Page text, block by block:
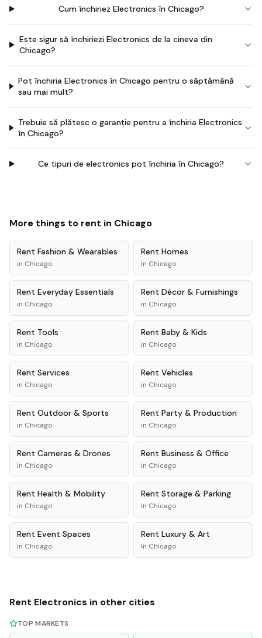
Cum închiriez Electronics în Chicago?
Este sigur să închiriezi Electronics de la cineva din
Chicago?
Pot închiria Electronics în Chicago pentru o săptămână
sau mai mult?
Trebuie să plătesc o garanție pentru a închiria Electronics
în Chicago?
Ce tipuri de electronics pot închiria în Chicago?
More things to rent in Chicago
Rent Fashion & Wearables
in Chicago
Rent Homes
in Chicago
Rent Everyday Essentials
in Chicago
Rent Décor & Furnishings
in Chicago
Rent Tools
in Chicago
Rent Baby & Kids
in Chicago
Rent Services
in Chicago
Rent Vehicles
in Chicago
Rent Outdoor & Sports
in Chicago
Rent Party & Production
in Chicago
Rent Cameras & Drones
in Chicago
Rent Business & Office
in Chicago
Rent Health & Mobility
in Chicago
Rent Storage & Parking
in Chicago
Rent Event Spaces
in Chicago
Rent Luxury & Art
in Chicago
Rent Electronics in other cities
TOP MARKETS